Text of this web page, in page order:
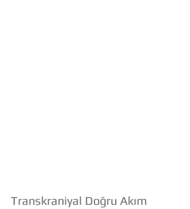
Transkraniyal Doğru Akım